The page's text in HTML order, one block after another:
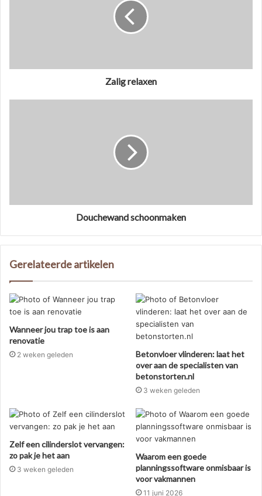
Zalig relaxen
Douchewand schoonmaken
Gerelateerde artikelen
Wanneer jou trap toe is aan
renovatie
2 weken geleden
Betonvloer vlinderen: laat het
over aan de specialisten van
betonstorten.nl
3 weken geleden
Zelf een cilinderslot vervangen:
zo pak je het aan
3 weken geleden
Waarom een goede
planningssoftware onmisbaar is
voor vakmannen
11 juni 2026